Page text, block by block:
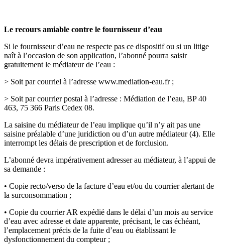
Le recours amiable contre le fournisseur d’eau
Si le fournisseur d’eau ne respecte pas ce dispositif ou si un litige
naît à l’occasion de son application, l’abonné pourra saisir
gratuitement le médiateur de l’eau :
> Soit par courriel à l’adresse www.mediation-eau.fr ;
> Soit par courrier postal à l’adresse : Médiation de l’eau, BP 40
463, 75 366 Paris Cedex 08.
La saisine du médiateur de l’eau implique qu’il n’y ait pas une
saisine préalable d’une juridiction ou d’un autre médiateur (4). Elle
interrompt les délais de prescription et de forclusion.
L’abonné devra impérativement adresser au médiateur, à l’appui de
sa demande :
• Copie recto/verso de la facture d’eau et/ou du courrier alertant de
la surconsommation ;
• Copie du courrier AR expédié dans le délai d’un mois au service
d’eau avec adresse et date apparente, précisant, le cas échéant,
l’emplacement précis de la fuite d’eau ou établissant le
dysfonctionnement du compteur ;